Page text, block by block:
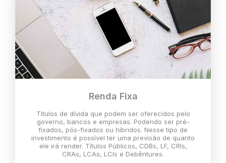
Renda Fixa
Títulos de dívida que podem ser oferecidos pelo
governo, bancos e empresas. Podendo ser pré-
fixados, pós-fixados ou híbridos. Nesse tipo de
investimento é possível ter uma previsão de quanto
ele irá render. Títulos Públicos, CDBs, LF, CRIs,
CRAs, LCAs, LCIs e Debêntures.